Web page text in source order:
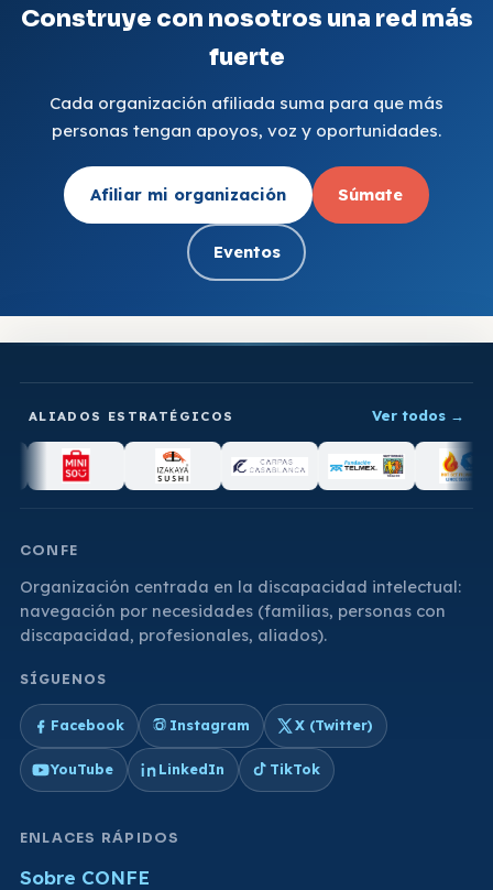
Construye con nosotros una red más
fuerte
Cada organización afiliada suma para que más
personas tengan apoyos, voz y oportunidades.
Afiliar mi organización Súmate
Eventos
ALIADOS ESTRATÉGICOS Ver todos →
CONFE
Organización centrada en la discapacidad intelectual:
navegación por necesidades (familias, personas con
discapacidad, profesionales, aliados).
SÍGUENOS
Facebook Instagram X (Twitter)
YouTube LinkedIn TikTok
ENLACES RÁPIDOS
Sobre CONFE